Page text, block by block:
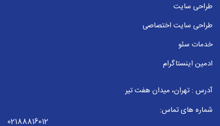
طراحی سایت
طراحی سایت اختصاصی
خدمات سئو
ادمین اینستاگرام
آدرس : تهران، میدان هفت تیر
شماره های تماس:
02188816012